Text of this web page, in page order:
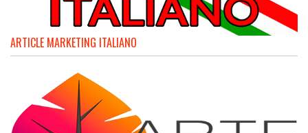
ARTICLE MARKETING ITALIANO